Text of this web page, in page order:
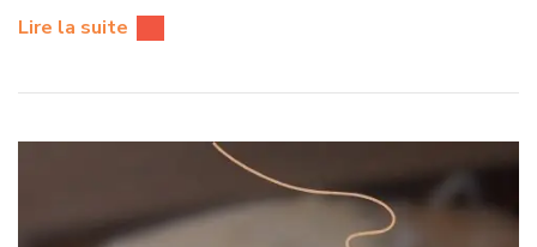
Lire la suite